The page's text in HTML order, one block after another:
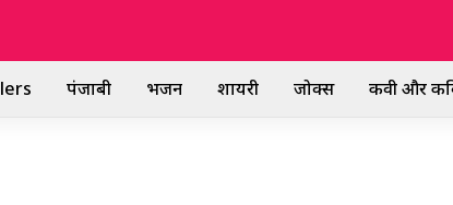
पंजाबी भजन शायरी जोक्स कवी और